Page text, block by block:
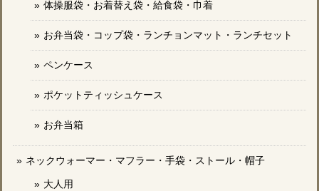
体操服袋・お着替え袋・給食袋・巾着
お弁当袋・コップ袋・ランチョンマット・ランチセット
ペンケース
ポケットティッシュケース
お弁当箱
ネックウォーマー・マフラー・手袋・ストール・帽子
大人用